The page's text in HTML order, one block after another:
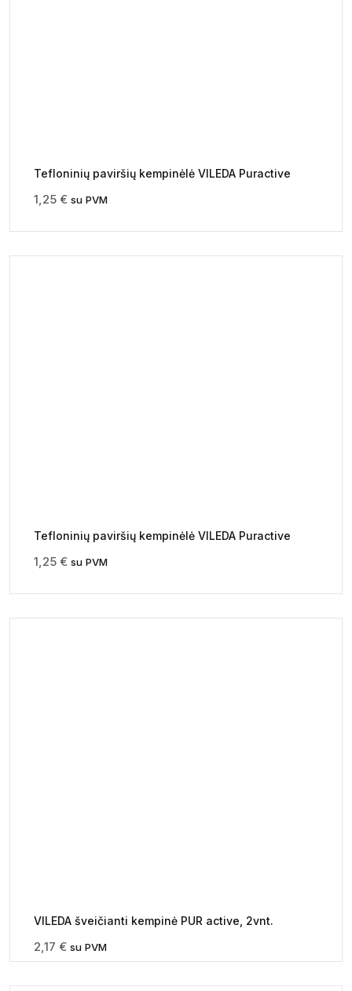
Tefloninių paviršių kempinėlė VILEDA Puractive
1,25 € su PVM
Tefloninių paviršių kempinėlė VILEDA Puractive
1,25 € su PVM
VILEDA šveičianti kempinė PUR active, 2vnt.
2,17 € su PVM